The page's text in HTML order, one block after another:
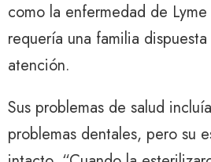
como la enfermedad de
requería una familia
atención.
Sus problemas de salud
problemas dentales, pero su